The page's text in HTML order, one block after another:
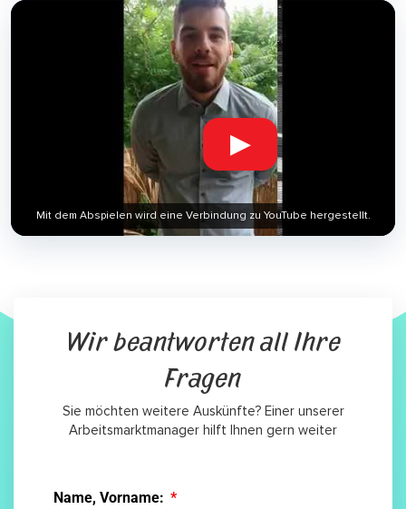
▶
Mit dem Abspielen wird eine Verbindung zu YouTube hergestellt.
Wir beantworten all Ihre
Fragen
Sie möchten weitere Auskünfte? Einer unserer
Arbeitsmarktmanager hilft Ihnen gern weiter
Name, Vorname: